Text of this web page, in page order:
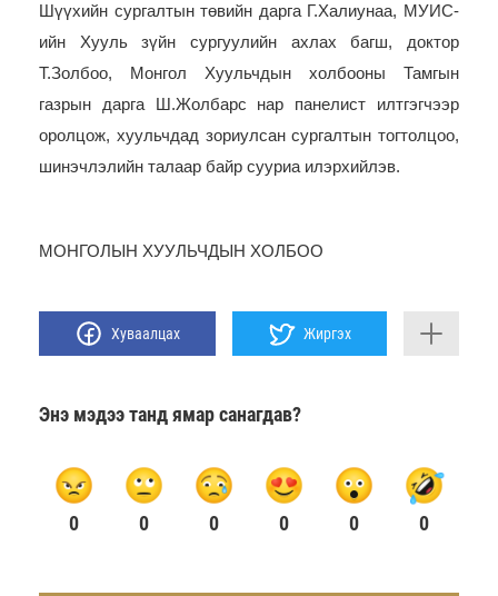
Шүүхийн сургалтын төвийн дарга Г.Халиунаа, МУИС-
ийн Хууль зүйн сургуулийн ахлах багш, доктор
Т.Золбоо, Монгол Хуульчдын холбооны Тамгын
газрын дарга Ш.Жолбарс нар панелист илтгэгчээр
оролцож, хуульчдад зориулсан сургалтын тогтолцоо,
шинэчлэлийн талаар байр сууриа илэрхийлэв.
МОНГОЛЫН ХУУЛЬЧДЫН ХОЛБОО
Хуваалцах Жиргэх
Энэ мэдээ танд ямар санагдав?
0 0 0 0 0 0